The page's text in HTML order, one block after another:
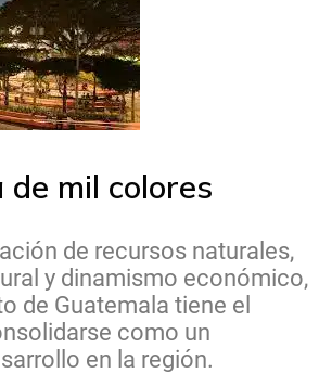
de mil colores
de recursos naturales,
y dinamismo económico,
de Guatemala tiene el
como un
en la región.